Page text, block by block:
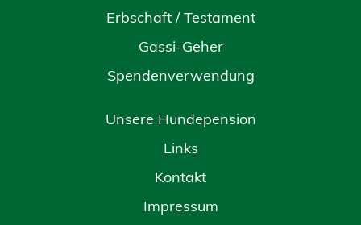
Erbschaft / Testament
Gassi-Geher
Spendenverwendung
Unsere Hundepension
Links
Kontakt
Impressum